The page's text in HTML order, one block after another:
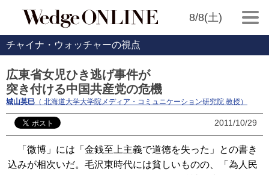
8/8(土)
チャイナ・ウォッチャーの視点
広東省女児ひき逃げ事件が
突き付ける中国共産党の危機
城山英巳 （ 北海道大学大学院メディア・コミュニケーション研究院 教授）
2011/10/29
「微博」には「金銭至上主義で道徳を失った」との書き
込みが相次いだ。毛沢東時代には貧しいものの、「為人民